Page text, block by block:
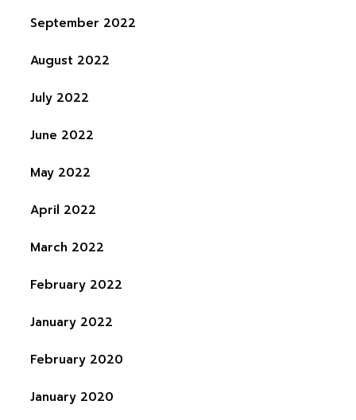
September 2022
August 2022
July 2022
June 2022
May 2022
April 2022
March 2022
February 2022
January 2022
February 2020
January 2020